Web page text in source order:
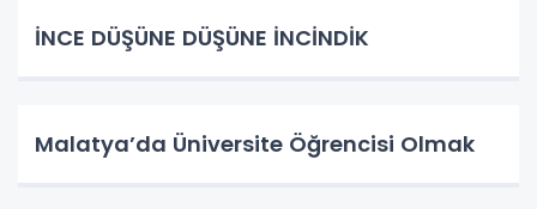
İNCE DÜŞÜNE DÜŞÜNE İNCİNDİK
Malatya’da Üniversite Öğrencisi Olmak